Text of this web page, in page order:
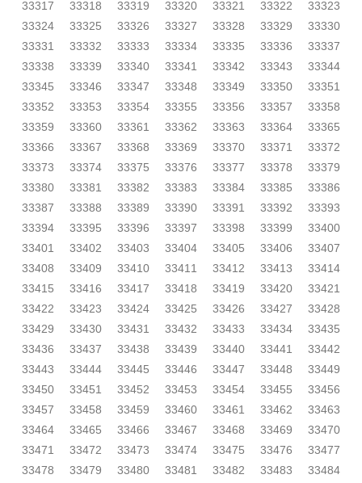
33317
33318 33319 33320 33321 33322
33323
33324
33325 33326 33327 33328 33329
33330
33331
33332 33333 33334 33335 33336
33337
33338
33339 33340 33341 33342 33343
33344
33345
33346 33347 33348 33349 33350
33351
33352
33353 33354 33355 33356 33357
33358
33359
33360 33361 33362 33363 33364
33365
33366
33367 33368 33369 33370 33371
33372
33373
33374 33375 33376 33377 33378
33379
33380
33381 33382 33383 33384 33385
33386
33387
33388 33389 33390 33391 33392
33393
33394
33395 33396 33397 33398 33399
33400
33401
33402 33403 33404 33405 33406
33407
33408
33409 33410 33411 33412 33413
33414
33415
33416 33417 33418 33419 33420
33421
33422
33423 33424 33425 33426 33427
33428
33429
33430 33431 33432 33433 33434
33435
33436
33437 33438 33439 33440 33441
33442
33443
33444 33445 33446 33447 33448
33449
33450
33451 33452 33453 33454 33455
33456
33457
33458 33459 33460 33461 33462
33463
33464
33465 33466 33467 33468 33469
33470
33471
33472 33473 33474 33475 33476
33477
33478
33479 33480 33481 33482 33483
33484